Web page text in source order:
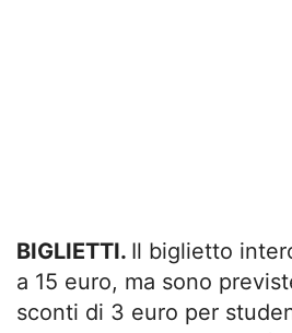
BIGLIETTI. Il biglietto
a 15 euro, ma sono
sconti di 3 euro per